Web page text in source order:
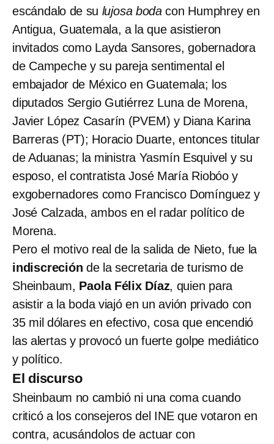
escándalo de su lujosa bodacon Humphrey en
Antigua, Guatemala, a la que asistieron
invitados como Layda Sansores, gobernadora
de Campeche y su pareja sentimental el
embajador de México en Guatemala; los
diputados Sergio Gutiérrez Luna de Morena,
Javier López Casarín (PVEM) y Diana Karina
Barreras (PT); Horacio Duarte, entonces titular
de Aduanas; la ministra Yasmín Esquivel y su
esposo, el contratista José María Riobóo y
exgobernadores como Francisco Domínguez y
José Calzada, ambos en el radar político de
Morena.
Pero el motivo real de la salida de Nieto, fue la
indiscreción de la secretaria de turismo de
Sheinbaum, Paola Félix Díaz, quien para
asistir a la boda viajó en un avión privado con
35 mil dólares en efectivo, cosa que encendió
las alertas y provocó un fuerte golpe mediático
y político.
El discurso
Sheinbaum no cambió ni una coma cuando
criticó a los consejeros del INE que votaron en
contra, acusándolos de actuar con